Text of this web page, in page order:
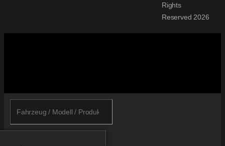
Rights
Reserved 2026